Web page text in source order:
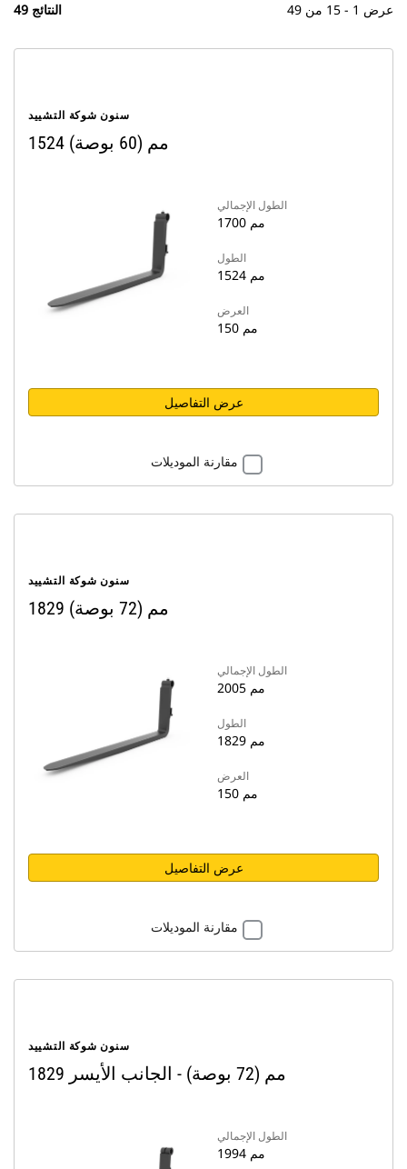
49 النتائج عرض 1 - 15 من 49
سنون شوكة التشييد
1524 مم (60 بوصة)
الطول الإجمالي
1700 مم
الطول
1524 مم
العرض
150 مم
عرض التفاصيل
مقارنة الموديلات
سنون شوكة التشييد
1829 مم (72 بوصة)
الطول الإجمالي
2005 مم
الطول
1829 مم
العرض
150 مم
عرض التفاصيل
مقارنة الموديلات
سنون شوكة التشييد
1829 مم (72 بوصة) - الجانب الأيسر
الطول الإجمالي
1994 مم